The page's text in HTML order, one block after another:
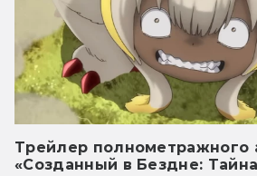
Трейлер полнометражного
«Созданный в Бездне: